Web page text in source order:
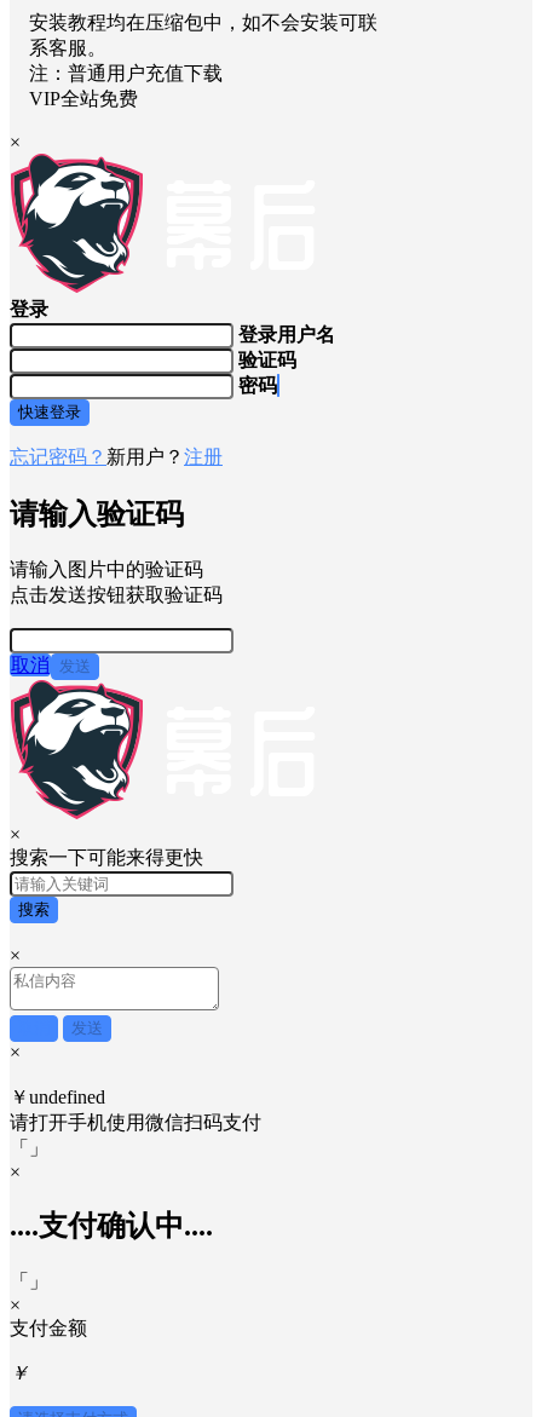
安装教程均在压缩包中，如不会安装可联
系客服。
注：普通用户充值下载
VIP全站免费
×
登录
登录用户名
验证码
密码
快速登录
忘记密码？ 新用户？ 注册
请输入验证码
请输入图片中的验证码
点击发送按钮获取验证码
取消 发送
×
搜索一下可能来得更快
搜索
×
发送
×
￥undefined
请打开手机使用微信扫码支付
「
」
×
....支付确认中....
「
」
×
支付金额
￥